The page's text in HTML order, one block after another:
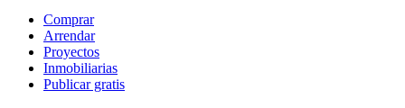
Comprar
Arrendar
Proyectos
Inmobiliarias
Publicar gratis